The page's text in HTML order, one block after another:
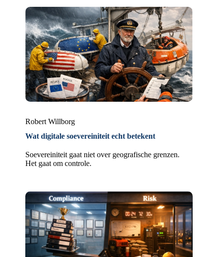
Robert Willborg
Wat digitale soevereiniteit echt betekent
Soevereiniteit gaat niet over geografische grenzen.
Het gaat om controle.